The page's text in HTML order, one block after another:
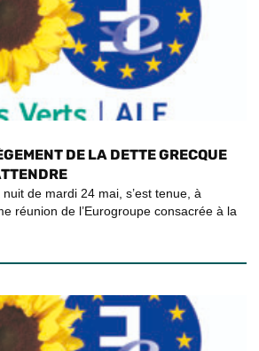
DE LA DETTE GRECQUE
de mardi 24 mai, s’est tenue, à
réunion de l’Eurogroupe consacrée à la